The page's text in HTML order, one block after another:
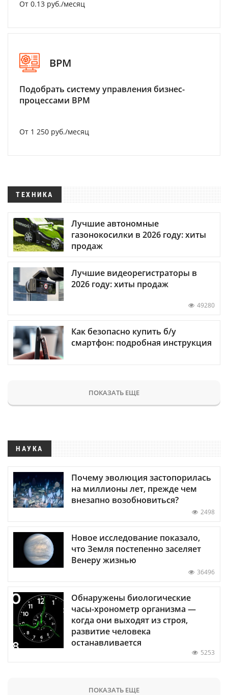
От 0.13 руб./месяц
BPM
Подобрать систему управления бизнес-
процессами BPM
От 1 250 руб./месяц
ТЕХНИКА
Лучшие автономные
газонокосилки в 2026 году: хиты
продаж
Лучшие видеорегистраторы в
2026 году: хиты продаж
49280
Как безопасно купить б/у
смартфон: подробная инструкция
ПОКАЗАТЬ ЕЩЕ
НАУКА
Почему эволюция застопорилась
на миллионы лет, прежде чем
внезапно возобновиться?
2498
Новое исследование показало,
что Земля постепенно заселяет
Венеру жизнью
36496
Обнаружены биологические
часы-хронометр организма —
когда они выходят из строя,
развитие человека
останавливается
5253
ПОКАЗАТЬ ЕЩЕ